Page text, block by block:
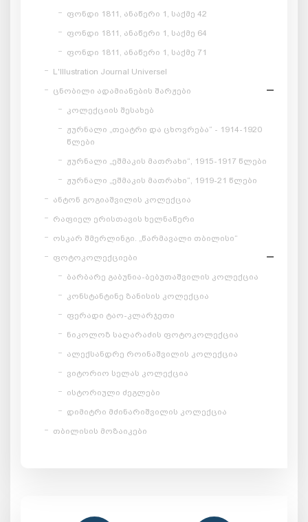
ფონდი 1811, ანაწერი 1, საქმე 42
ფონდი 1811, ანაწერი 1, საქმე 64
ფონდი 1811, ანაწერი 1, საქმე 71
L'Illustration Journal Universel
ცნობილი ადამიანების შარჟები
კოლექციის შესახებ
ჟურნალი „თეატრი და ცხოვრება“ - 1914-1920
წლები
ჟურნალი „ეშმაკის მათრახი“, 1915-1917 წლები
ჟურნალი „ეშმაკის მათრახი“, 1919-21 წლები
ანტონ გოგიაშვილის კოლექცია
რაფიელ ერისთავის ხელნაწერი
ოსკარ შმერლინგი. „წარმავალი თბილისი“
ფოტოკოლექციები
ბარბარე გაბუნია-ბებუთაშვილის კოლექცია
კონსტანტინე ზანისის კოლექცია
ფერადი ტაო-კლარჯეთი
ნიკოლოზ საღარაძის ფოტოკოლექცია
ალექსანდრე როინაშვილის კოლექცია
ვიტორიო სელას კოლექცია
ისტორიული ძეგლები
დიმიტრი მძინარიშვილის კოლექცია
თბილისის მოზაიკები